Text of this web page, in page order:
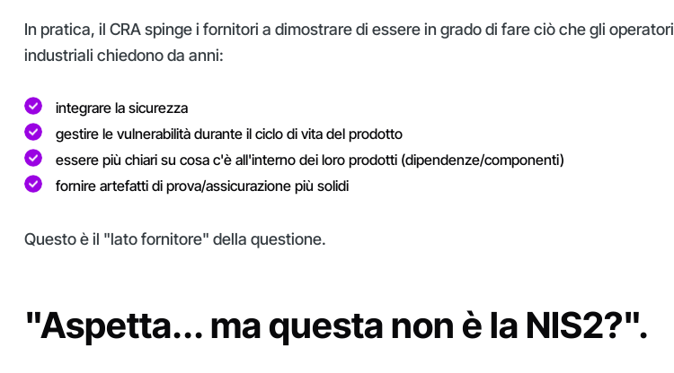
In pratica, il CRA spinge i fornitori a dimostrare di essere in grado di fare ciò che gli operatori
industriali chiedono da anni:
integrare la sicurezza
gestire le vulnerabilità durante il ciclo di vita del prodotto
essere più chiari su cosa c'è all'interno dei loro prodotti (dipendenze/componenti)
fornire artefatti di prova/assicurazione più solidi
Questo è il "lato fornitore" della questione.
"Aspetta... ma questa non è la NIS2?".